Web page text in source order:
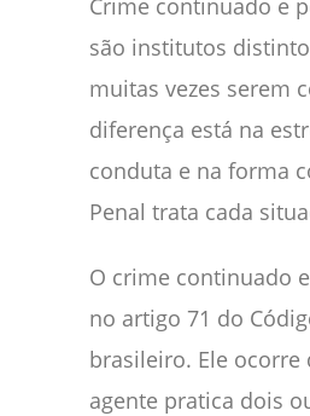
são institutos
muitas vezes serem
diferença está na
conduta e na forma
Penal trata cada
O crime continuado
no artigo 71 do
brasileiro. Ele ocorre
agente pratica dois